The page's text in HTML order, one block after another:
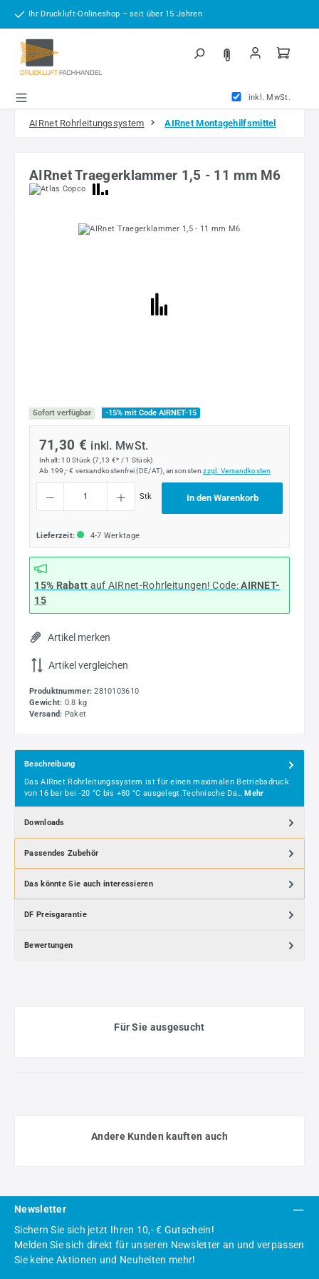
Zum Hauptinhalt springen
Ihr Druckluft-Onlineshop – seit über 15 Jahren
inkl. MwSt.
AIRnet Rohrleitungssystem AIRnet Montagehilfsmittel
AIRnet Traegerklammer 1,5 - 11 mm M6
Bildergalerie überspringen
Sofort verfügbar -15% mit Code AIRNET-15
71,30 € inkl. MwSt.
Inhalt: 10 Stück (7,13 €* / 1 Stück)
Ab 199,- € versandkostenfrei (DE/AT), ansonstenzzgl. Versandkosten
Stk In den Warenkorb
Lieferzeit: 4-7 Werktage
15% Rabatt auf AIRnet-Rohrleitungen! Code:AIRNET-
15
Artikel merken
Artikel vergleichen
Produktnummer: 2810103610
Gewicht: 0.8 kg
Versand: Paket
Beschreibung
Das AIRnet Rohrleitungssystem ist für einen maximalen Betriebsdruck
von 16 bar bei -20 °C bis +80 °C ausgelegt.Technische Da… Mehr
Downloads
Passendes Zubehör
Das könnte Sie auch interessieren
DF Preisgarantie
Bewertungen
Für Sie ausgesucht
Andere Kunden kauften auch
Newsletter
Sichern Sie sich jetzt Ihren 10,- € Gutschein!
Melden Sie sich direkt für unseren Newsletter an und verpassen
Sie keine Aktionen und Neuheiten mehr!